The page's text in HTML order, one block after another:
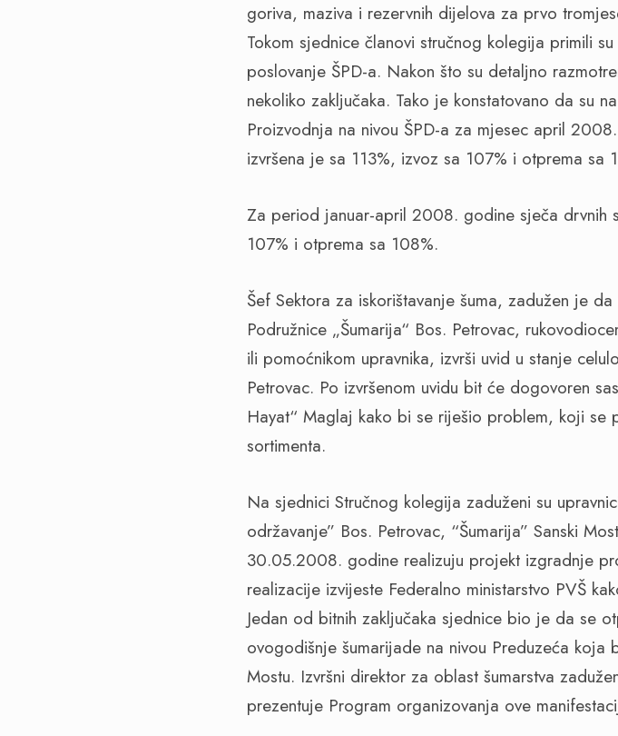
goriva, maziva i rezervnih dijelova za prvo
Tokom sjednice članovi stručnog kolegija primili
poslovanje ŠPD-a. Nakon što su detaljno
nekoliko zaključaka. Tako je konstatovano da su
Proizvodnja na nivou ŠPD-a za mjesec april
izvršena je sa 113%, izvoz sa 107% i otprema sa
Za period januar-april 2008. godine sječa drvnih
107% i otprema sa 108%.
Šef Sektora za iskorištavanje šuma, zadužen je
Podružnice „Šumarija“ Bos. Petrovac,
ili pomoćnikom upravnika, izvrši uvid u stanje
Petrovac. Po izvršenom uvidu bit će dogovoren
Hayat“ Maglaj kako bi se riješio problem, koji
sortimenta.
Na sjednici Stručnog kolegija zaduženi su
održavanje” Bos. Petrovac, “Šumarija” Sanski
30.05.2008. godine realizuju projekt izgradnje
realizacije izvijeste Federalno ministarstvo PVŠ
Jedan od bitnih zaključaka sjednice bio je da se
ovogodišnje šumarijade na nivou Preduzeća koja
Mostu. Izvršni direktor za oblast šumarstva
prezentuje Program organizovanja ove